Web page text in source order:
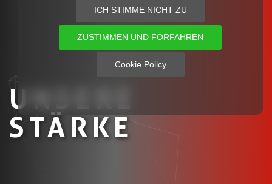
ICH STIMME NICHT ZU
ZUSTIMMEN UND FORFAHREN
Cookie Policy
UNSERE
STÄRKE